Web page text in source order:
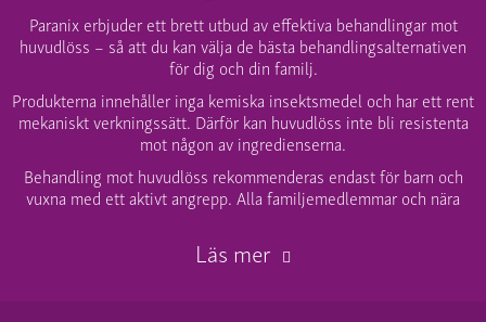
Paranix erbjuder ett brett utbud av effektiva behandlingar mot
huvudlöss – så att du kan välja de bästa behandlingsalternativen
för dig och din familj.
Produkterna innehåller inga kemiska insektsmedel och har ett rent
mekaniskt verkningssätt. Därför kan huvudlöss inte bli resistenta
mot någon av ingredienserna.
Behandling mot huvudlöss rekommenderas endast för barn och
vuxna med ett aktivt angrepp. Alla familjemedlemmar och nära
Läs mer